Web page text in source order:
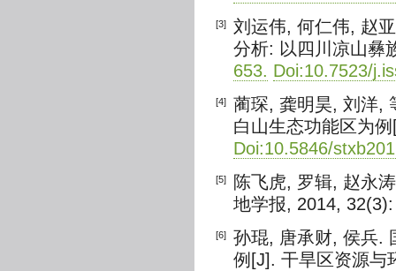
[3]
刘运伟, 何仁伟, 赵
分析: 以四川凉山彝
653. Doi:10.7523/
[4]
蔺琛, 龚明昊, 刘洋,
白山生态功能区为
Doi:10.5846/
[5]
陈飞虎, 罗辑, 赵永
地学报, 2014,
[6]
孙琨, 唐承财, 侯兵.
例[J]. 干旱区资源与